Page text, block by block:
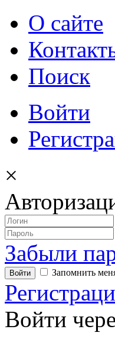
О сайте
Поиск
Войти
×
Забыли
Запомнить
Войти